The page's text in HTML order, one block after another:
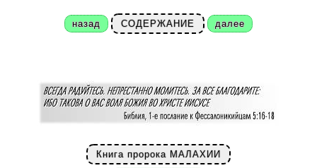
назад СОДЕРЖАНИЕ далее
Книга пророка МАЛАХИИ